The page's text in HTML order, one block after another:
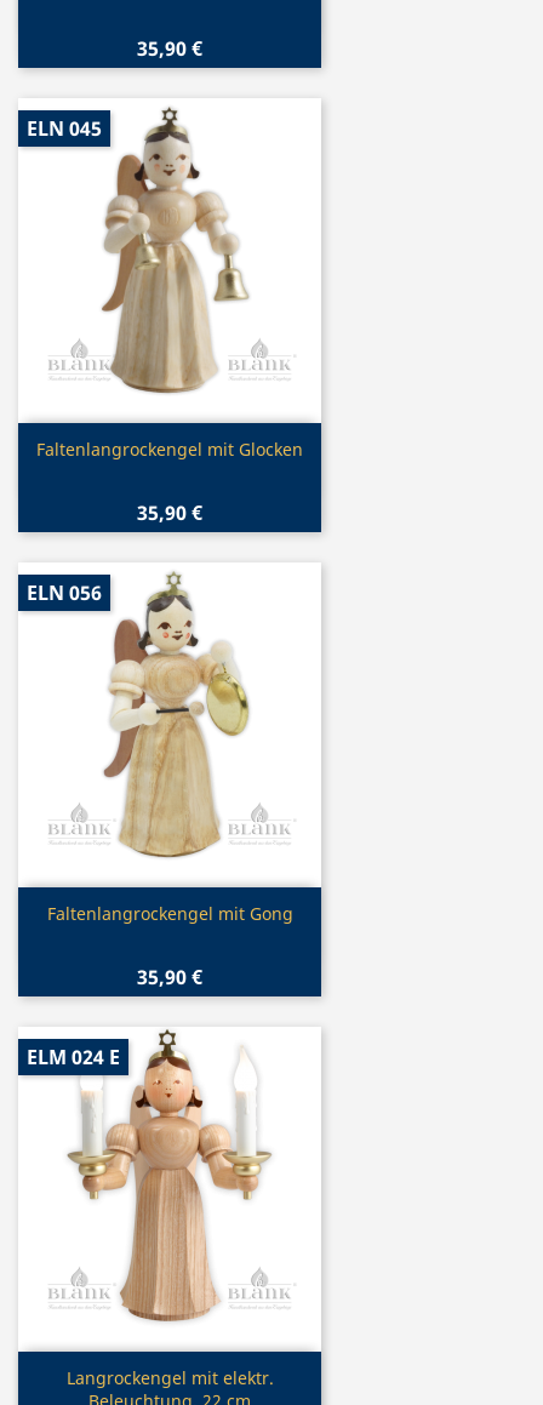
35,90 €
Vorschau
Faltenlangrockengel mit Glocken
35,90 €
ELN 045
Vorschau
Faltenlangrockengel mit Gong
35,90 €
ELN 056
Vorschau
Langrockengel mit elektr.
ELM 024 E